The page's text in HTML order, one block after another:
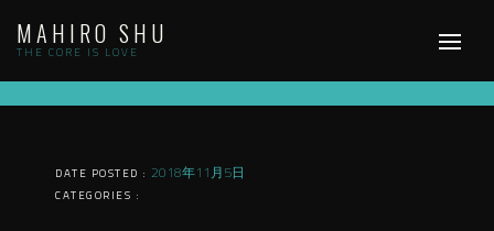
content
MAHIRO SHU
THE CORE IS LOVE
DATE POSTED : 2018年11月5日
CATEGORIES :